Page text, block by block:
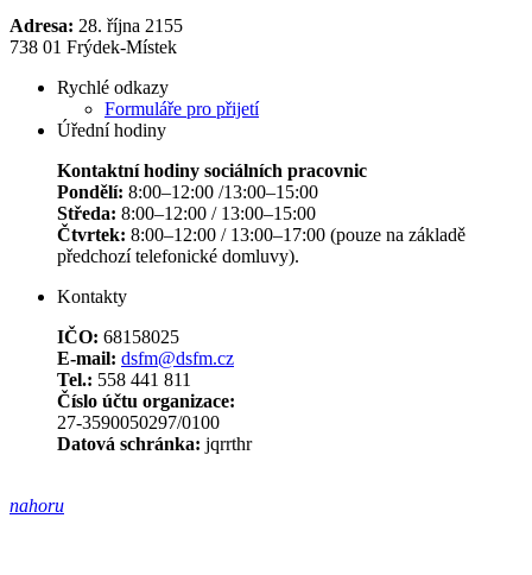
Adresa: 28. října 2155
738 01 Frýdek-Místek
Rychlé odkazy
Formuláře pro přijetí
Úřední hodiny
Kontaktní hodiny sociálních pracovnic
Pondělí: 8:00–12:00 /13:00–15:00
Středa: 8:00–12:00 / 13:00–15:00
Čtvrtek: 8:00–12:00 / 13:00–17:00 (pouze na základě
předchozí telefonické domluvy).
Kontakty
IČO: 68158025
E-mail: dsfm@dsfm.cz
Tel.: 558 441 811
Číslo účtu organizace:
27-3590050297/0100
Datová schránka: jqrrthr
nahoru